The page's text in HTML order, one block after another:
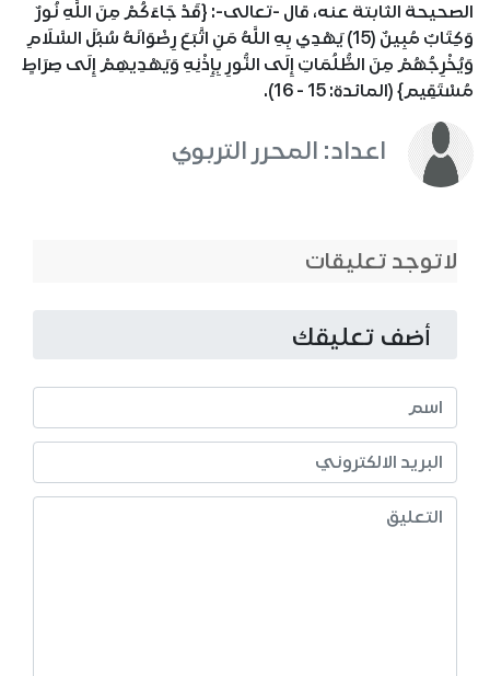
الصحيحة الثابتة عنه، قال -تعالى-: {قَدْ جَاءَكُمْ مِنَ اللَّهِ نُورٌ
وَكِتَابٌ مُبِينٌ (15) يَهْدِي بِهِ اللَّهُ مَنِ اتَّبَعَ رِضْوَانَهُ سُبُلَ السَّلَامِ
وَيُخْرِجُهُمْ مِنَ الظُّلُمَاتِ إِلَى النُّورِ بِإِذْنِهِ وَيَهْدِيهِمْ إِلَى صِرَاطٍ
مُسْتَقِيم} (المائدة: 15 - 16).
اعداد: المحرر التربوي
لاتوجد تعليقات
أضف تعليقك